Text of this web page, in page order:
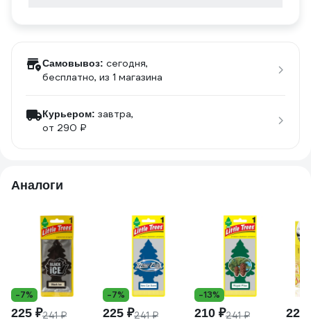
Самовывоз: сегодня,
бесплатно, из 1 магазина
Курьером: завтра,
от 290 ₽
Аналоги
-7%
225 ₽241 ₽
-7%
225 ₽241 ₽
-13%
210 ₽241 ₽ 223